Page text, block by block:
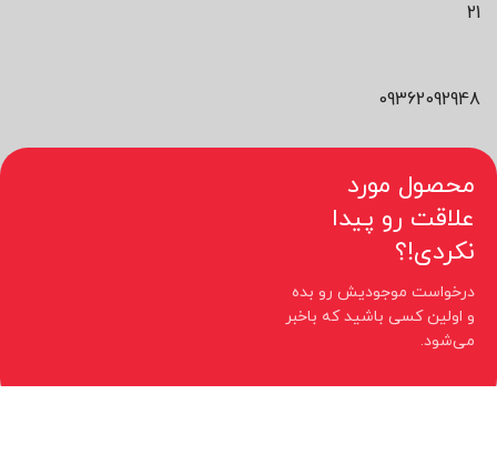
21
09362092948
محصول مورد
علاقت رو پیدا
نکردی!؟
درخواست موجودیش رو بده
و اولین کسی باشید که باخبر
می‌شود.